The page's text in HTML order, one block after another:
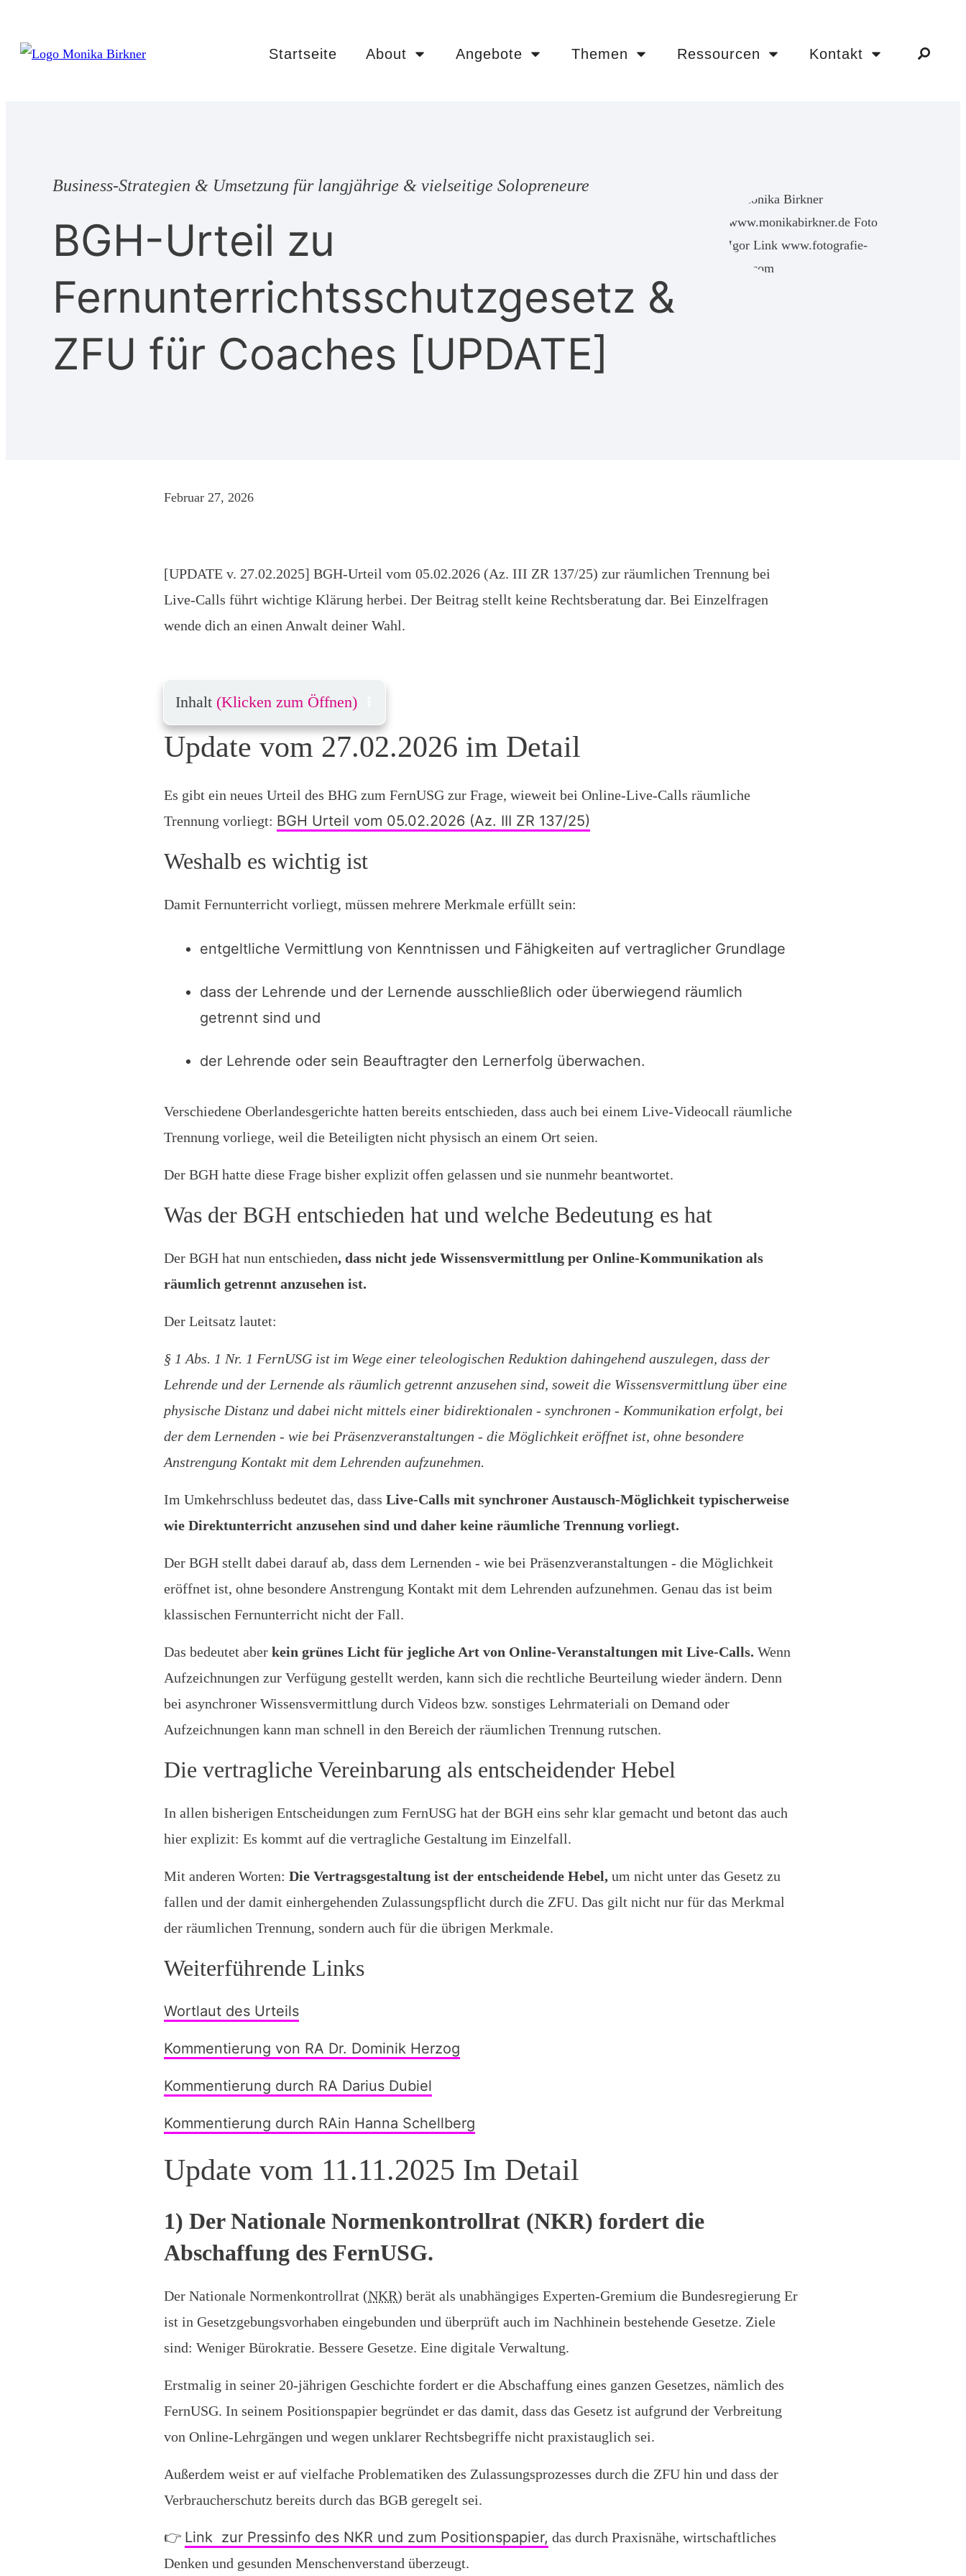
Startseite About Angebote Themen Ressourcen Kontakt
Business-Strategien & Umsetzung für langjährige & vielseitige Solopreneure
BGH-Urteil zu
Fernunterrichtsschutzgesetz &
ZFU für Coaches [UPDATE]
Februar 27, 2026
[UPDATE v. 27.02.2025] BGH-Urteil vom 05.02.2026 (Az. III ZR 137/25) zur räumlichen Trennung bei
Live-Calls führt wichtige Klärung herbei. Der Beitrag stellt keine Rechtsberatung dar. Bei Einzelfragen
wende dich an einen Anwalt deiner Wahl.
Inhalt (Klicken zum Öffnen)
Update vom 27.02.2026 im Detail
Es gibt ein neues Urteil des BHG zum FernUSG zur Frage, wieweit bei Online-Live-Calls räumliche
Trennung vorliegt: BGH Urteil vom 05.02.2026 (Az. III ZR 137/25)
Weshalb es wichtig ist
Damit Fernunterricht vorliegt, müssen mehrere Merkmale erfüllt sein:
entgeltliche Vermittlung von Kenntnissen und Fähigkeiten auf vertraglicher Grundlage
dass der Lehrende und der Lernende ausschließlich oder überwiegend räumlich
getrennt sind und
der Lehrende oder sein Beauftragter den Lernerfolg überwachen.
Verschiedene Oberlandesgerichte hatten bereits entschieden, dass auch bei einem Live-Videocall räumliche
Trennung vorliege, weil die Beteiligten nicht physisch an einem Ort seien.
Der BGH hatte diese Frage bisher explizit offen gelassen und sie nunmehr beantwortet.
Was der BGH entschieden hat und welche Bedeutung es hat
Der BGH hat nun entschieden, dass nicht jede Wissensvermittlung per Online-Kommunikation als
räumlich getrennt anzusehen ist.
Der Leitsatz lautet:
§ 1 Abs. 1 Nr. 1 FernUSG ist im Wege einer teleologischen Reduktion dahingehend auszulegen, dass der
Lehrende und der Lernende als räumlich getrennt anzusehen sind, soweit die Wissensvermittlung über eine
physische Distanz und dabei nicht mittels einer bidirektionalen - synchronen - Kommunikation erfolgt, bei
der dem Lernenden - wie bei Präsenzveranstaltungen - die Möglichkeit eröffnet ist, ohne besondere
Anstrengung Kontakt mit dem Lehrenden aufzunehmen.
Im Umkehrschluss bedeutet das, dassLive-Calls mit synchroner Austausch-Möglichkeit typischerweise
wie Direktunterricht anzusehen sind und daher keine räumliche Trennung vorliegt.
Der BGH stellt dabei darauf ab, dass dem Lernenden - wie bei Präsenzveranstaltungen - die Möglichkeit
eröffnet ist, ohne besondere Anstrengung Kontakt mit dem Lehrenden aufzunehmen. Genau das ist beim
klassischen Fernunterricht nicht der Fall.
Das bedeutet aberkein grünes Licht für jegliche Art von Online-Veranstaltungen mit Live-Calls. Wenn
Aufzeichnungen zur Verfügung gestellt werden, kann sich die rechtliche Beurteilung wieder ändern. Denn
bei asynchroner Wissensvermittlung durch Videos bzw. sonstiges Lehrmateriali on Demand oder
Aufzeichnungen kann man schnell in den Bereich der räumlichen Trennung rutschen.
Die vertragliche Vereinbarung als entscheidender Hebel
In allen bisherigen Entscheidungen zum FernUSG hat der BGH eins sehr klar gemacht und betont das auch
hier explizit: Es kommt auf die vertragliche Gestaltung im Einzelfall.
Mit anderen Worten:Die Vertragsgestaltung ist der entscheidende Hebel, um nicht unter das Gesetz zu
fallen und der damit einhergehenden Zulassungspflicht durch die ZFU. Das gilt nicht nur für das Merkmal
der räumlichen Trennung, sondern auch für die übrigen Merkmale.
Weiterführende Links
Wortlaut des Urteils
Kommentierung von RA Dr. Dominik Herzog
Kommentierung durch RA Darius Dubiel
Kommentierung durch RAin Hanna Schellberg
Update vom 11.11.2025 Im Detail
1) Der Nationale Normenkontrollrat (NKR) fordert die
Abschaffung des FernUSG.
Der Nationale Normenkontrollrat (NKR) berät als unabhängiges Experten-Gremium die Bundesregierung Er
ist in Gesetzgebungsvorhaben eingebunden und überprüft auch im Nachhinein bestehende Gesetze. Ziele
sind: Weniger Bürokratie. Bessere Gesetze. Eine digitale Verwaltung.
Erstmalig in seiner 20-jährigen Geschichte fordert er die Abschaffung eines ganzen Gesetzes, nämlich des
FernUSG. In seinem Positionspapier begründet er das damit, dass das Gesetz ist aufgrund der Verbreitung
von Online-Lehrgängen und wegen unklarer Rechtsbegriffe nicht praxistauglich sei.
Außerdem weist er auf vielfache Problematiken des Zulassungsprozesses durch die ZFU hin und dass der
Verbraucherschutz bereits durch das BGB geregelt sei.
👉 Link zur Pressinfo des NKR und zum Positionspapier, das durch Praxisnähe, wirtschaftliches
Denken und gesunden Menschenverstand überzeugt.